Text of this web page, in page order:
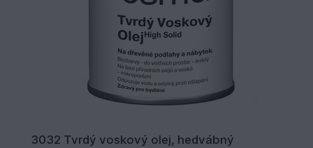
3032 Tvrdý voskový olej, hedvábný